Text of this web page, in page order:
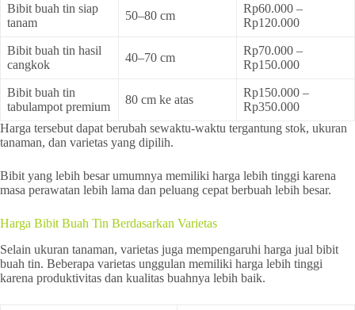
Bibit buah tin siap
tanam
50–80 cm
Rp60.000 –
Rp120.000
Bibit buah tin hasil
cangkok
40–70 cm
Rp70.000 –
Rp150.000
Bibit buah tin
tabulampot premium
80 cm ke atas
Rp150.000 –
Rp350.000
Harga tersebut dapat berubah sewaktu-waktu tergantung stok, ukuran
tanaman, dan varietas yang dipilih.
Bibit yang lebih besar umumnya memiliki harga lebih tinggi karena
masa perawatan lebih lama dan peluang cepat berbuah lebih besar.
Harga Bibit Buah Tin Berdasarkan Varietas
Selain ukuran tanaman, varietas juga mempengaruhi harga jual bibit
buah tin. Beberapa varietas unggulan memiliki harga lebih tinggi
karena produktivitas dan kualitas buahnya lebih baik.